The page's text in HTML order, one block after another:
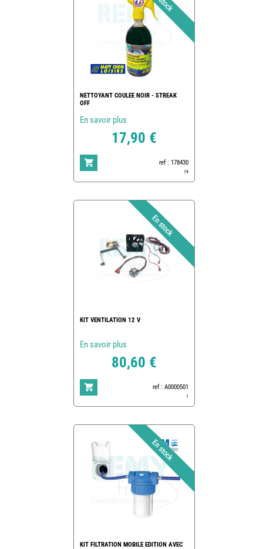
NETTOYANT COULEE NOIR - STREAK
OFF
En savoir plus
17,90 €
ref : 178430
19
KIT VENTILATION 12 V
En savoir plus
80,60 €
ref : A0000501
1
KIT FILTRATION MOBILE EDITION AVEC